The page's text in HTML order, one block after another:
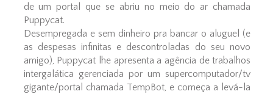
de um portal que se abriu no meio do ar chamada
Puppycat.
Desempregada e sem dinheiro pra bancar o aluguel (e
as despesas infinitas e descontroladas do seu novo
amigo), Puppycat lhe apresenta a agência de trabalhos
intergalática gerenciada por um supercomputador/tv
gigante/portal chamada TempBot, e começa a levá-la